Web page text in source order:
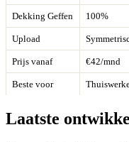
Dekking Geffen 100%
Upload
Prijs vanaf €42/mnd
Beste voor
Laatste